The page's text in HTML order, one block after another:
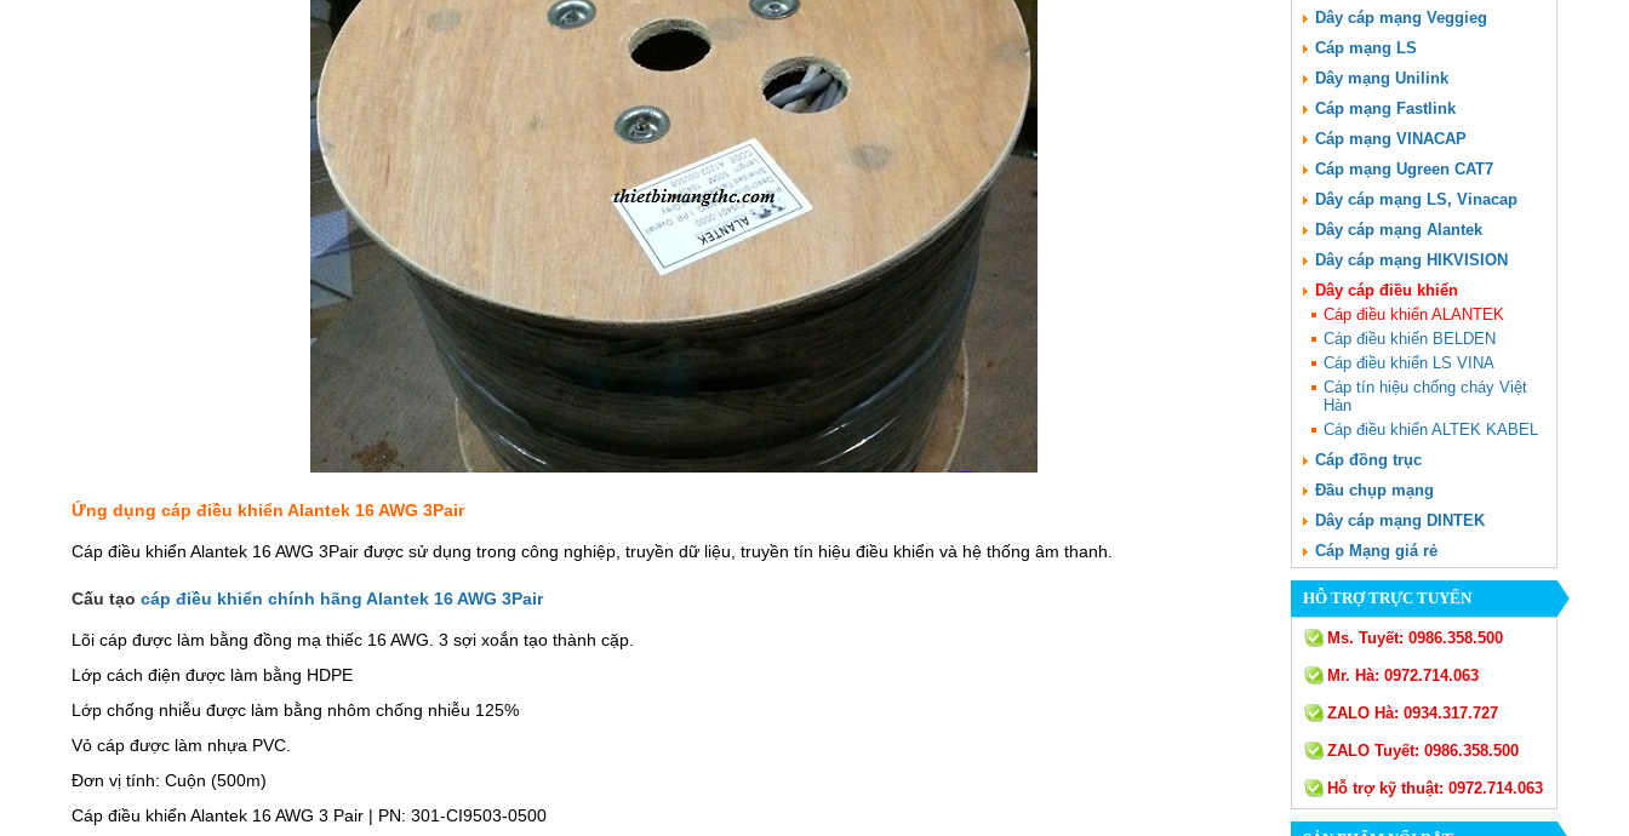
Ứng dụng cáp điều khiển Alantek 16 AWG 3Pair
Cáp điều khiển Alantek 16 AWG 3Pair được sử dụng trong công nghiệp, truyền dữ liệu, truyền tín hiệu điều khiển và hệ thống âm thanh.
Cấu tạo cáp điều khiển chính hãng Alantek 16 AWG 3Pair
Lõi cáp được làm bằng đồng mạ thiếc 16 AWG. 3 sợi xoắn tạo thành cặp.
Lớp cách điện được làm bằng HDPE
Lớp chống nhiễu được làm bằng nhôm chống nhiễu 125%
Vỏ cáp được làm nhựa PVC.
Đơn vị tính: Cuộn (500m)
Cáp điều khiển Alantek 16 AWG 3 Pair | PN: 301-CI9503-0500
Dây cáp mạng Veggieg
Cáp mạng LS
Dây mạng Unilink
Cáp mạng Fastlink
Cáp mạng VINACAP
Cáp mạng Ugreen CAT7
Dây cáp mạng LS, Vinacap
Dây cáp mạng Alantek
Dây cáp mạng HIKVISION
Dây cáp điều khiển
Cáp điều khiển ALANTEK
Cáp điều khiển BELDEN
Cáp điều khiển LS VINA
Cáp tín hiệu chống cháy Việt
Hàn
Cáp điều khiển ALTEK KABEL
Cáp đồng trục
Đầu chụp mạng
Dây cáp mạng DINTEK
Cáp Mạng giá rẻ
HỖ TRỢ TRỰC TUYẾN
Ms. Tuyết: 0986.358.500
Mr. Hà: 0972.714.063
ZALO Hà: 0934.317.727
ZALO Tuyết: 0986.358.500
Hỗ trợ kỹ thuật: 0972.714.063